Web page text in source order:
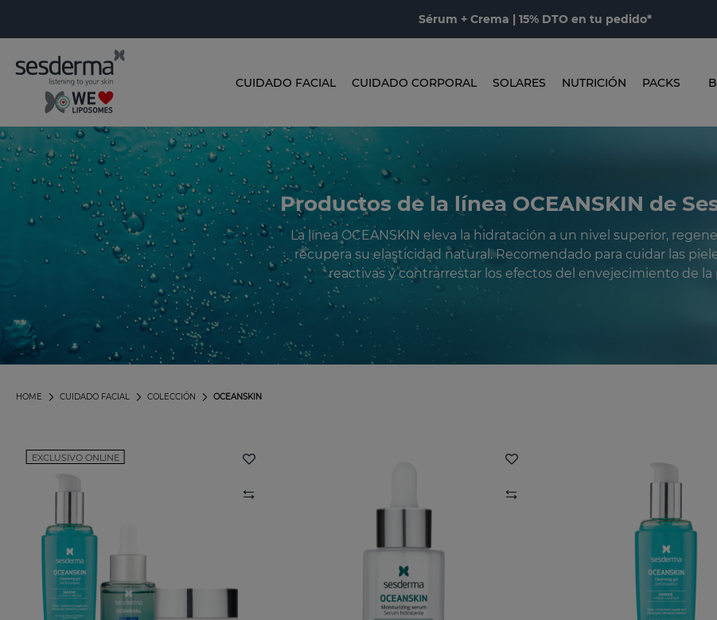
Sérum + Crema | 15% DTO en tu pedido*
CUIDADO FACIAL CUIDADO CORPORAL SOLARES NUTRICIÓN PACKS
Productos de la línea OCEANSKIN de
La línea OCEANSKIN eleva la hidratación a un nivel superior,
recupera su elasticidad natural. Recomendado para cuidar las
reactivas y contrarrestar los efectos del envejecimiento de la
OCEANSKIN
COLECCIÓN
CUIDADO FACIAL
HOME
EXCLUSIVO ONLINE